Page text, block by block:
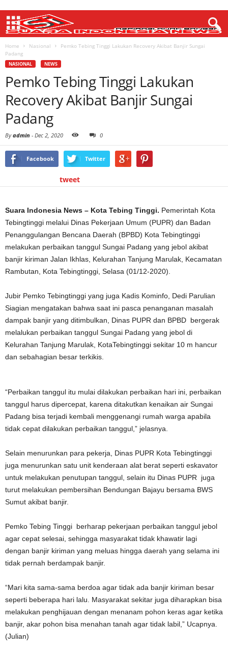
Home Nasional
Pemko Tebing Tinggi Lakukan Recovery Akibat Banjir Sungai
Padang
NASIONAL NEWS
Pemko Tebing Tinggi Lakukan
Recovery Akibat Banjir Sungai
Padang
Byadmin - Dec 2, 2020 0
Facebook Twitter
tweet
Suara Indonesia News – Kota Tebing Tinggi. Pemerintah Kota
Tebingtinggi melalui Dinas Pekerjaan Umum (PUPR) dan Badan
Penanggulangan Bencana Daerah (BPBD) Kota Tebingtinggi
melakukan perbaikan tanggul Sungai Padang yang jebol akibat
banjir kiriman Jalan Ikhlas, Kelurahan Tanjung Marulak, Kecamatan
Rambutan, Kota Tebingtinggi, Selasa (01/12-2020).
Jubir Pemko Tebingtinggi yang juga Kadis Kominfo, Dedi Parulian
Siagian mengatakan bahwa saat ini pasca penanganan masalah
dampak banjir yang ditimbulkan, Dinas PUPR dan BPBD bergerak
melalukan perbaikan tanggul Sungai Padang yang jebol di
Kelurahan Tanjung Marulak, KotaTebingtinggi sekitar 10 m hancur
dan sebahagian besar terkikis.
“Perbaikan tanggul itu mulai dilakukan perbaikan hari ini, perbaikan
tanggul harus dipercepat, karena ditakutkan kenaikan air Sungai
Padang bisa terjadi kembali menggenangi rumah warga apabila
tidak cepat dilakukan perbaikan tanggul,” jelasnya.
Selain menurunkan para pekerja, Dinas PUPR Kota Tebingtinggi
juga menurunkan satu unit kenderaan alat berat seperti eskavator
untuk melakukan penutupan tanggul, selain itu Dinas PUPR juga
turut melakukan pembersihan Bendungan Bajayu bersama BWS
Sumut akibat banjir.
Pemko Tebing Tinggi berharap pekerjaan perbaikan tanggul jebol
agar cepat selesai, sehingga masyarakat tidak khawatir lagi
dengan banjir kiriman yang meluas hingga daerah yang selama ini
tidak pernah berdampak banjir.
“Mari kita sama-sama berdoa agar tidak ada banjir kiriman besar
seperti beberapa hari lalu. Masyarakat sekitar juga diharapkan bisa
melakukan penghijauan dengan menanam pohon keras agar ketika
banjir, akar pohon bisa menahan tanah agar tidak labil,” Ucapnya.
(Julian)